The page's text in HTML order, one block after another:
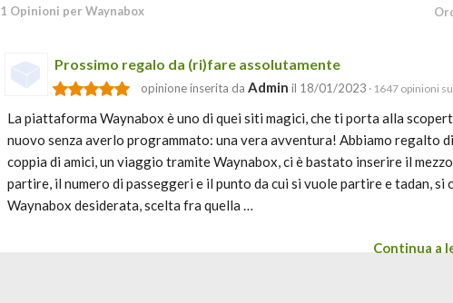
1 Opinioni per Waynabox
Prossimo regalo da (ri)fare assolutamente
opinione inserita da Admin il 18/01/2023 · 1647 opinioni
La piattaforma Waynabox è uno di quei siti magici, che ti porta alla
nuovo senza averlo programmato: una vera avventura! Abbiamo regalto
coppia di amici, un viaggio tramite Waynabox, ci è bastato inserire il
partire, il numero di passeggeri e il punto da cui si vuole partire e tadan, si
Waynabox desiderata, scelta fra quella …
Continua a